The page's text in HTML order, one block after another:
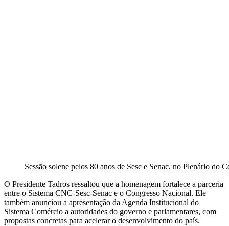
Sessão solene pelos 80 anos de Sesc e Senac, no Plenário do
O Presidente Tadros ressaltou que a homenagem fortalece a parceria
entre o Sistema CNC-Sesc-Senac e o Congresso Nacional. Ele
também anunciou a apresentação da Agenda Institucional do
Sistema Comércio a autoridades do governo e parlamentares, com
propostas concretas para acelerar o desenvolvimento do país.